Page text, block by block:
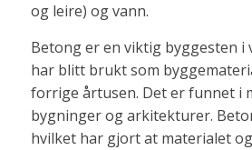
og leire) og vann.
Betong er en viktig byggesten
har blitt brukt som
forrige årtusen. Det er funnet i
bygninger og arkitekturer.
hvilket har gjort at materialet